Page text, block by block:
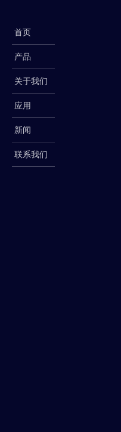
首页
产品
关于我们
应用
新闻
联系我们